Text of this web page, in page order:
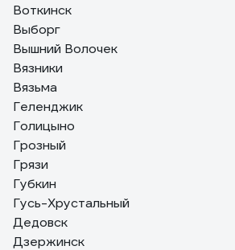
Воткинск
Выборг
Вышний Волочек
Вязники
Вязьма
Геленджик
Голицыно
Грозный
Грязи
Губкин
Гусь-Хрустальный
Дедовск
Дзержинск